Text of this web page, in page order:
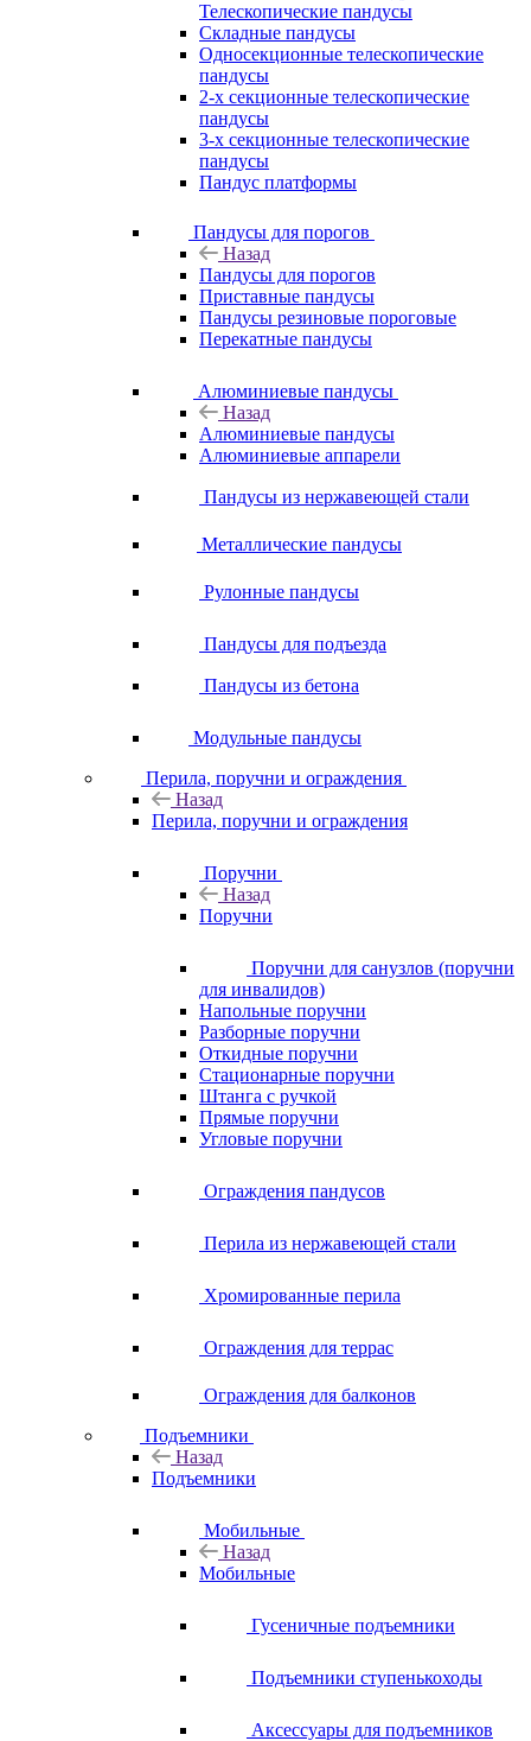
Телескопические пандусы
Складные пандусы
Односекционные телескопические
пандусы
2-х секционные телескопические
пандусы
3-х секционные телескопические
пандусы
Пандус платформы
Пандусы для порогов
Назад
Пандусы для порогов
Приставные пандусы
Пандусы резиновые пороговые
Перекатные пандусы
Алюминиевые пандусы
Назад
Алюминиевые пандусы
Алюминиевые аппарели
Пандусы из нержавеющей стали
Металлические пандусы
Рулонные пандусы
Пандусы для подъезда
Пандусы из бетона
Модульные пандусы
Перила, поручни и ограждения
Назад
Перила, поручни и ограждения
Поручни
Назад
Поручни
Поручни для санузлов (поручни
для инвалидов)
Напольные поручни
Разборные поручни
Откидные поручни
Стационарные поручни
Штанга с ручкой
Прямые поручни
Угловые поручни
Ограждения пандусов
Перила из нержавеющей стали
Хромированные перила
Ограждения для террас
Ограждения для балконов
Подъемники
Назад
Подъемники
Мобильные
Назад
Мобильные
Гусеничные подъемники
Подъемники ступенькоходы
Аксессуары для подъемников